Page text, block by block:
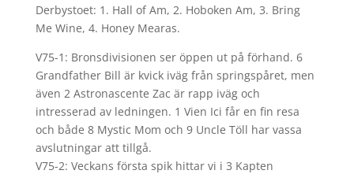
Derbystoet: 1. Hall of Am, 2. Hoboken Am, 3. Bring
Me Wine, 4. Honey Mearas.
V75-1: Bronsdivisionen ser öppen ut på förhand. 6
Grandfather Bill är kvick iväg från springspåret, men
även 2 Astronascente Zac är rapp iväg och
intresserad av ledningen. 1 Vien Ici får en fin resa
och både 8 Mystic Mom och 9 Uncle Töll har vassa
avslutningar att tillgå.
V75-2: Veckans första spik hittar vi i 3 Kapten